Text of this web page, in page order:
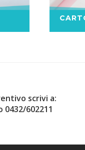
scrivi a:
0432/602211